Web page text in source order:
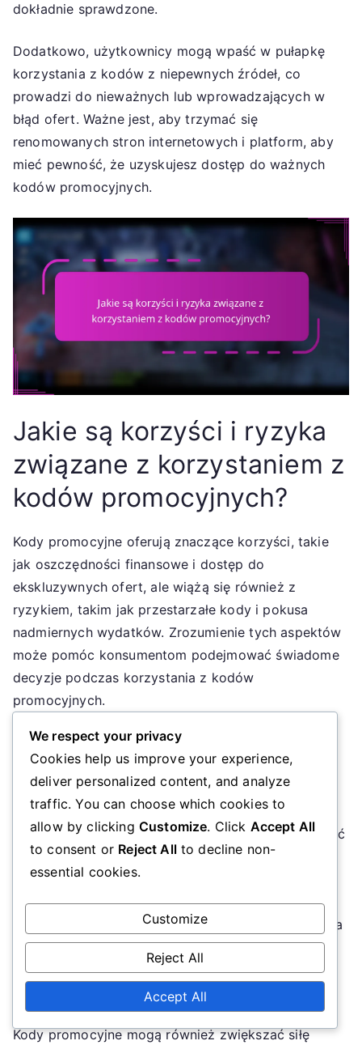
dokładnie sprawdzone.
Dodatkowo, użytkownicy mogą wpaść w pułapkę
korzystania z kodów z niepewnych źródeł, co
prowadzi do nieważnych lub wprowadzających w
błąd ofert. Ważne jest, aby trzymać się
renomowanych stron internetowych i platform, aby
mieć pewność, że uzyskujesz dostęp do ważnych
kodów promocyjnych.
Jakie są korzyści i ryzyka
związane z korzystaniem z
kodów promocyjnych?
Kody promocyjne oferują znaczące korzyści, takie
jak oszczędności finansowe i dostęp do
ekskluzywnych ofert, ale wiążą się również z
ryzykiem, takim jak przestarzałe kody i pokusa
nadmiernych wydatków. Zrozumienie tych aspektów
może pomóc konsumentom podejmować świadome
decyzje podczas korzystania z kodów
promocyjnych.
Korzyści finansowe z
wykorzystania kodów
promocyjnych
Korzystanie z kodów promocyjnych może prowadzić
do znacznych oszczędności finansowych na
zakupach. Wiele detalistów oferuje zniżki w
wysokości od 10% do 50%, co pozwala
konsumentom lepiej zarządzać swoim budżetem. Na
przykład, zakup za 100 USD może kosztować
zaledwie 50 USD z efektywnym kodem
Kody promocyjne mogą również zwiększać siłę
We respect your privacy
Cookies help us improve your experience,
deliver personalized content, and analyze
traffic. You can choose which cookies to
allow by clicking Customize. Click Accept All
to consent or Reject Allto decline non-
essential cookies.
Customize
Reject All
Accept All